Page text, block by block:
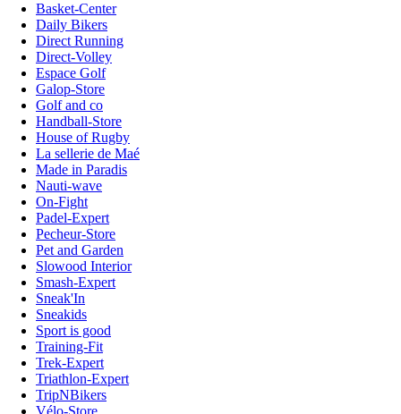
Basket-Center
Daily Bikers
Direct Running
Direct-Volley
Espace Golf
Galop-Store
Golf and co
Handball-Store
House of Rugby
La sellerie de Maé
Made in Paradis
Nauti-wave
On-Fight
Padel-Expert
Pecheur-Store
Pet and Garden
Slowood Interior
Smash-Expert
Sneak'In
Sneakids
Sport is good
Training-Fit
Trek-Expert
Triathlon-Expert
TripNBikers